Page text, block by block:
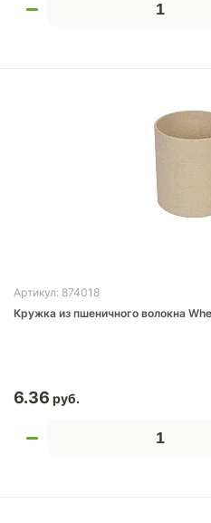
Артикул: 874018
Кружка из пшеничного волокна
6.36